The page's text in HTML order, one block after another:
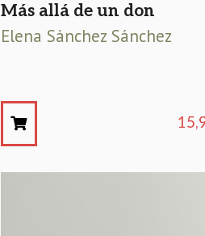
Más allá de un don
Elena Sánchez Sánchez